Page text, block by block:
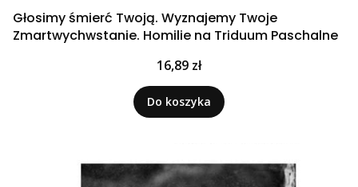
Głosimy śmierć Twoją. Wyznajemy Twoje
Zmartwychwstanie. Homilie na Triduum Paschalne
Cena
16,89 zł
Do koszyka